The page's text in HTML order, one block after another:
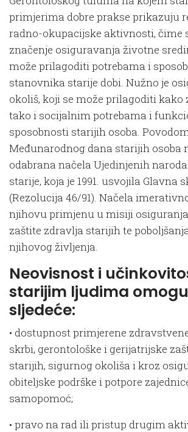
primjerima dobre prakse prikazuju
radno-okupacijske aktivnosti, čime
značenje osiguravanja životne
može prilagoditi potrebama i
stanovnika starije dobi. Nužno je
okoliš, koji se može prilagoditi
tako i socijalnim potrebama i
sposobnosti starijih osoba.
Međunarodnog dana starijih osoba
odabrana načela Ujedinjenih
starije, koja je 1991. usvojila Glavna
(Rezolucija 46/91). Načela
njihovu primjenu u misiji
zaštite zdravlja starijih te
njihovog življenja.
Neovisnost i
starijim ljudima
sljedeće:
• dostupnost primjerene
skrbi, gerontološke i gerijatrijske
starijih, sigurnog okoliša i kroz
obiteljske podrške i potpore
samopomoć;
• pravo na rad ili pristup drugim